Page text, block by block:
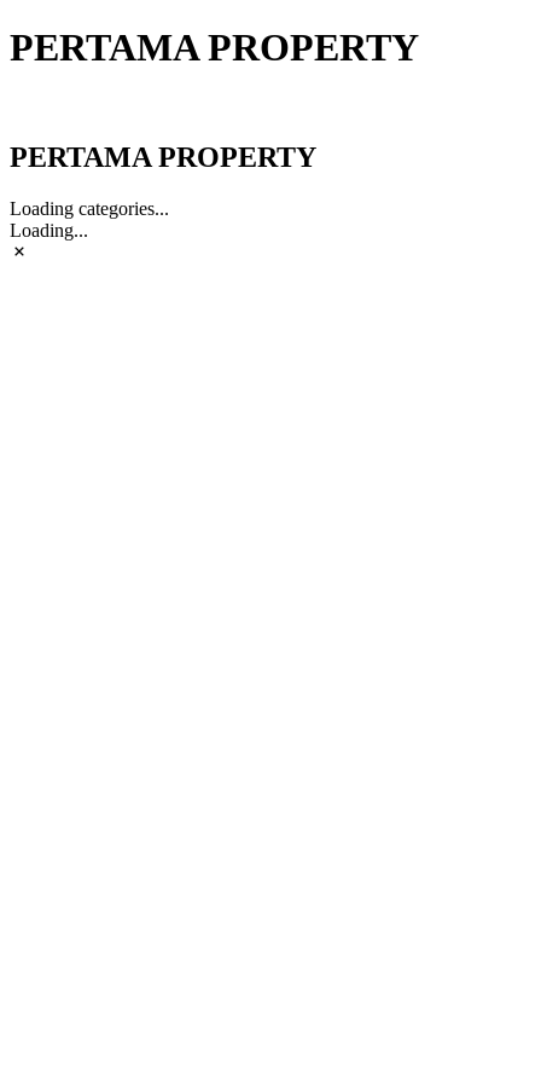
PERTAMA PROPERTY
PERTAMA PROPERTY
Loading categories...
Loading...